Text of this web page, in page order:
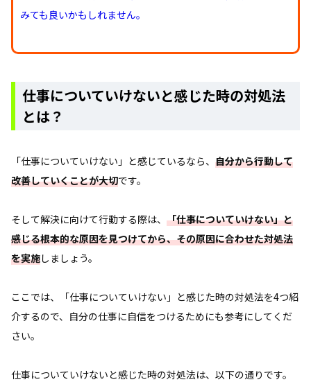
みても良いかもしれません。
仕事についていけないと感じた時の対処法
とは？
「仕事についていけない」と感じているなら、 自分から行動して
改善していくことが大切です。
そして解決に向けて行動する際は、 「仕事についていけない」と
感じる根本的な原因を見つけてから、その原因に合わせた対処法
を実施しましょう。
ここでは、「仕事についていけない」と感じた時の対処法を4つ紹
介するので、自分の仕事に自信をつけるためにも参考にしてくだ
さい。
仕事についていけないと感じた時の対処法は、以下の通りです。